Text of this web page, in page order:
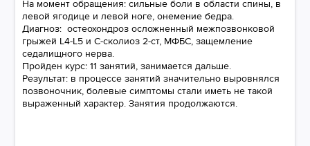
На момент обращения: сильные боли в области спины, в
левой ягодице и левой ноге, онемение бедра.
Диагноз: остеохондроз осложненный межпозвонковой
грыжей L4-L5 и С-сколиоз 2-ст, МФБС, защемление
седалищного нерва.
Пройден курс: 11 занятий, занимается дальше.
Результат: в процессе занятий значительно выровнялся
позвоночник, болевые симптомы стали иметь не такой
выраженный характер. Занятия продолжаются.